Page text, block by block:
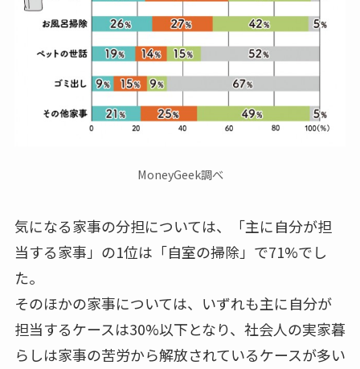
MoneyGeek調べ
気になる家事の分担については、
「主に自分が担
当する家事」の1位は「自室の掃除」で71%でし
た。
そのほかの家事については、いずれも主に自分が
担当するケースは30%以下となり、社会人の実家暮
らしは家事の苦労から解放されているケースが多い